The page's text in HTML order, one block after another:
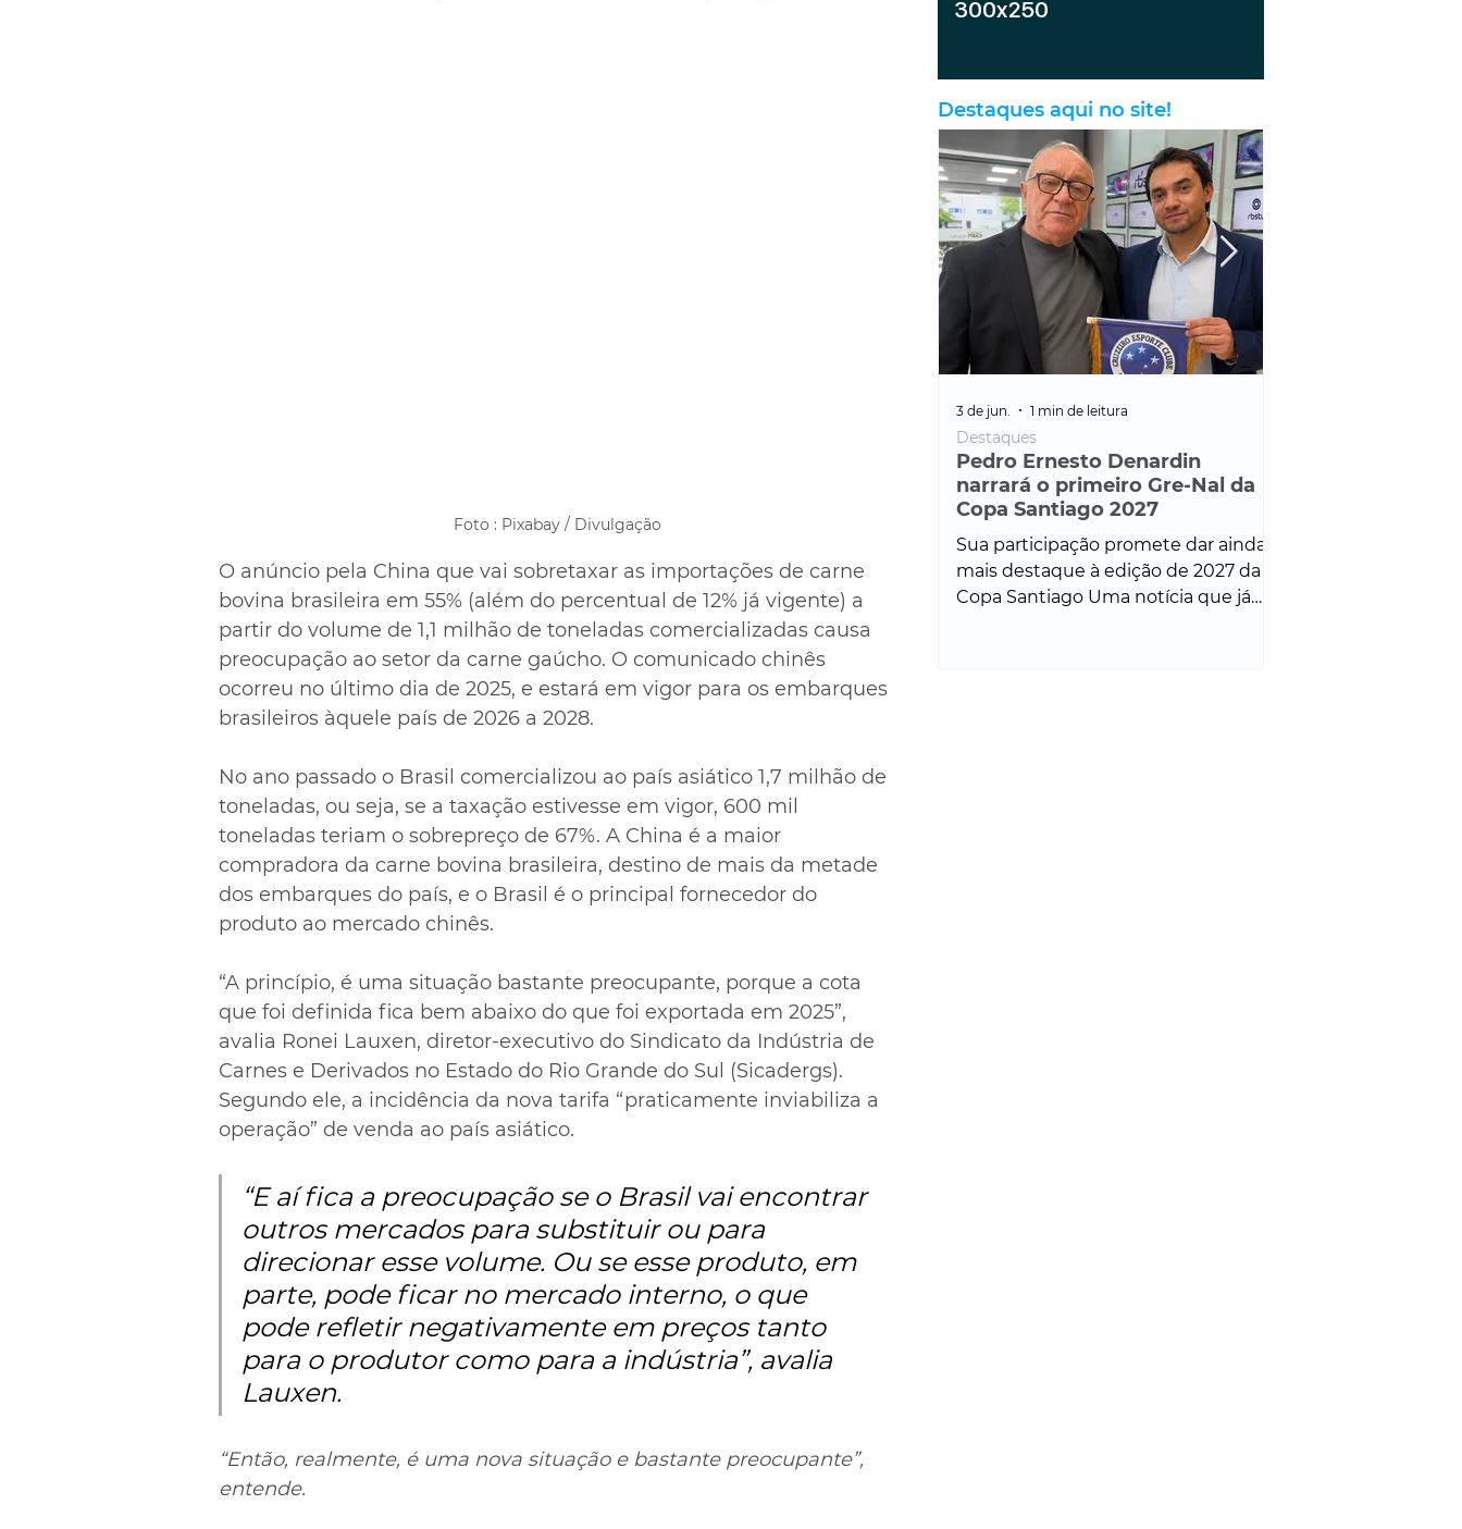
Foto : Pixabay / Divulgação
O anúncio pela China que vai sobretaxar as importações de carne
bovina brasileira em 55% (além do percentual de 12% já vigente) a
partir do volume de 1,1 milhão de toneladas comercializadas causa
preocupação ao setor da carne gaúcho. O comunicado chinês
ocorreu no último dia de 2025, e estará em vigor para os embarques
brasileiros àquele país de 2026 a 2028.
No ano passado o Brasil comercializou ao país asiático 1,7 milhão de
toneladas, ou seja, se a taxação estivesse em vigor, 600 mil
toneladas teriam o sobrepreço de 67%. A China é a maior
compradora da carne bovina brasileira, destino de mais da metade
dos embarques do país, e o Brasil é o principal fornecedor do
produto ao mercado chinês.
“A princípio, é uma situação bastante preocupante, porque a cota
que foi definida fica bem abaixo do que foi exportada em 2025”,
avalia Ronei Lauxen, diretor-executivo do Sindicato da Indústria de
Carnes e Derivados no Estado do Rio Grande do Sul (Sicadergs).
Segundo ele, a incidência da nova tarifa “praticamente inviabiliza a
operação” de venda ao país asiático.
“E aí fica a preocupação se o Brasil vai encontrar
outros mercados para substituir ou para
direcionar esse volume. Ou se esse produto, em
parte, pode ficar no mercado interno, o que
pode refletir negativamente em preços tanto
para o produtor como para a indústria”, avalia
Lauxen.
“Então, realmente, é uma nova situação e bastante preocupante”,
entende.
Destaques aqui no site!
Pedro Ernesto Denardin
narrará o primeiro Gre-Nal da
Copa Santiago 2027
Sua participação promete dar ainda
mais destaque à edição de 2027 da
Copa Santiago Uma notícia que já
Destaques
3 de jun. 1 min de leitura